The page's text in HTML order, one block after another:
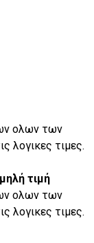
ολων των
λογικες τιμες.
τιμή
ολων των
λογικες τιμες.